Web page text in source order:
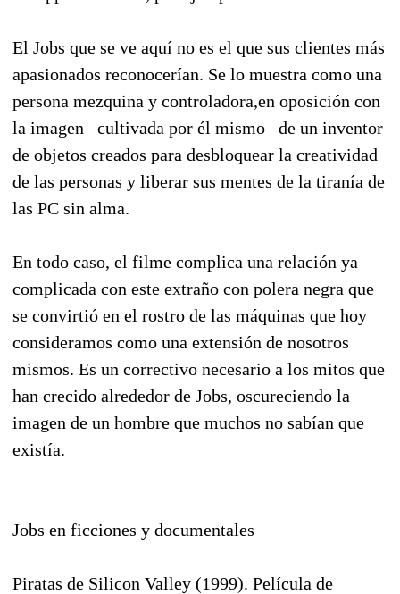
El Jobs que se ve aquí no es el que sus clientes más
apasionados reconocerían. Se lo muestra como una
persona mezquina y controladora,en oposición con
la imagen –cultivada por él mismo– de un inventor
de objetos creados para desbloquear la creatividad
de las personas y liberar sus mentes de la tiranía de
las PC sin alma.
En todo caso, el filme complica una relación ya
complicada con este extraño con polera negra que
se convirtió en el rostro de las máquinas que hoy
consideramos como una extensión de nosotros
mismos. Es un correctivo necesario a los mitos que
han crecido alrededor de Jobs, oscureciendo la
imagen de un hombre que muchos no sabían que
existía.
Jobs en ficciones y documentales
Piratas de Silicon Valley (1999). Película de